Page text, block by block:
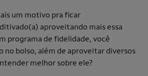
um motivo pra ficar
aproveitando mais essa
programa de fidelidade, você
no bolso, além de aproveitar diversos
melhor sobre ele?